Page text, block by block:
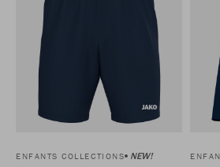
ENFANTS COLLECTIONS NEW!